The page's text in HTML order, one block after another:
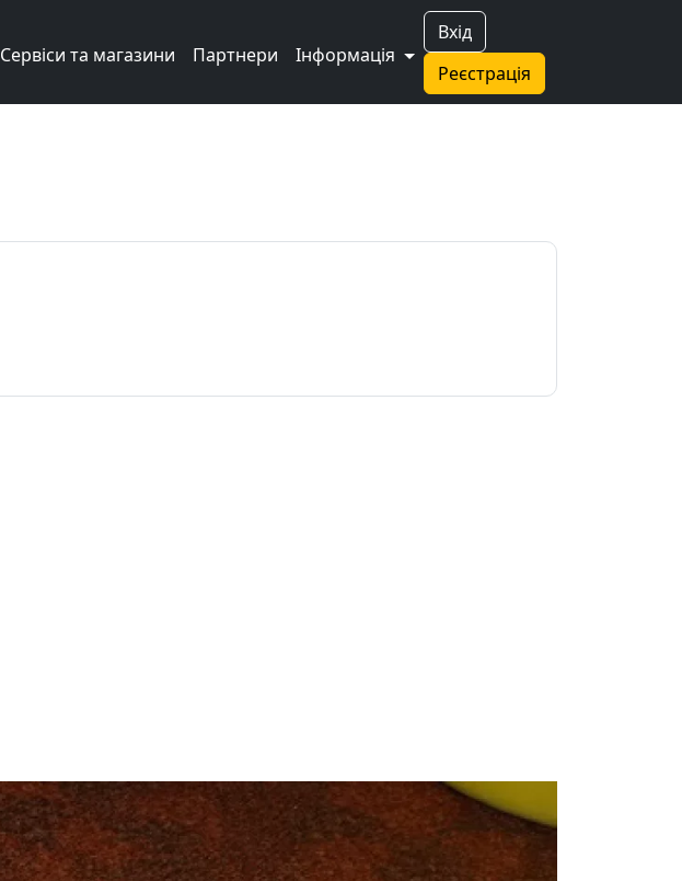
Вхід
Реєстрація
Сервіси та магазини Партнери Інформація